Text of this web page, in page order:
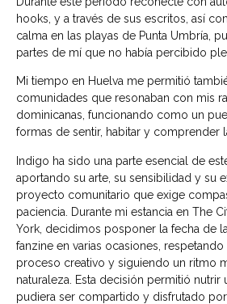
hooks, y a través de sus escritos, así
calma en las playas de Punta Umbría,
partes de mí que no había percibido
Mi tiempo en Huelva me permitió
comunidades que resonaban con mis
dominicanas, funcionando como un
formas de sentir, habitar y comprender
Indigo ha sido una parte esencial de
aportando su arte, su sensibilidad y su
proyecto comunitario que exige
paciencia. Durante mi estancia en The
York, decidimos posponer la fecha de
fanzine en varias ocasiones,
proceso creativo y siguiendo un ritmo
naturaleza. Esta decisión permitió nutrir
pudiera ser compartido y disfrutado